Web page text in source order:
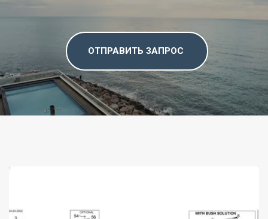
ОТПРАВИТЬ ЗАПРОС